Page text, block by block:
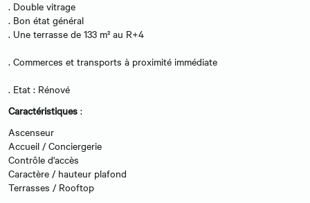
. Double vitrage
. Bon état général
. Une terrasse de 133 m² au R+4
. Commerces et transports à proximité immédiate
. Etat : Rénové
Caractéristiques :
Ascenseur
Accueil / Conciergerie
Contrôle d'accès
Caractère / hauteur plafond
Terrasses / Rooftop